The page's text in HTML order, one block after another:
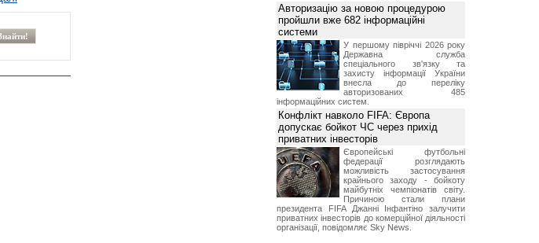
Авторизацію за новою процедурою
пройшли вже 682 інформаційні
системи
У першому півріччі 2026 року
Державна служба
спеціального зв'язку та
захисту інформації України
внесла до переліку
авторизованих 485
інформаційних систем.
Конфлікт навколо FIFA: Європа
допускає бойкот ЧС через прихід
приватних інвесторів
Європейські футбольні
федерації розглядають
можливість застосування
крайнього заходу - бойкоту
майбутніх чемпіонатів світу.
Причиною стали плани
президента FIFA Джанні Інфантіно залучити
приватних інвесторів до комерційної діяльності
організації, повідомляє Sky News.